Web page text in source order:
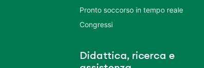
Pronto soccorso in tempo reale
Congressi
Didattica, ricerca e